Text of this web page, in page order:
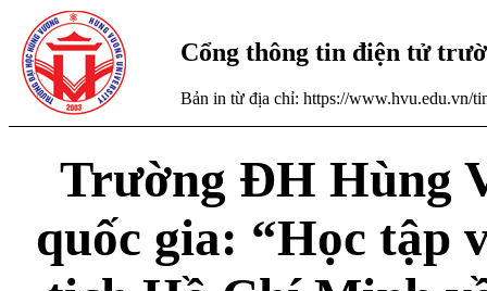
Cổng thông tin điện tử
Bản in từ địa chỉ: https://www.hvu.edu.vn/
Trường ĐH Hùng
quốc gia: “Học tập